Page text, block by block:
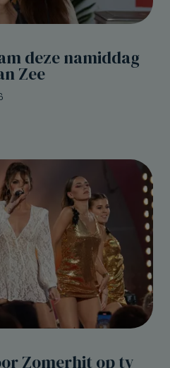
deze namiddag
Zee
Zomerhit op tv